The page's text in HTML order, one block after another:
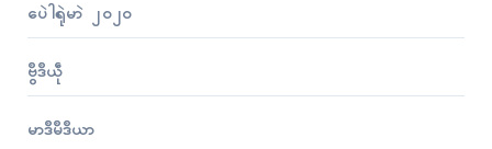
ပေဲါရုဲမာဲ ၂၀၂၀
ဗွဳဒဳယဵု
မာဒဳမဳဒဳယာ